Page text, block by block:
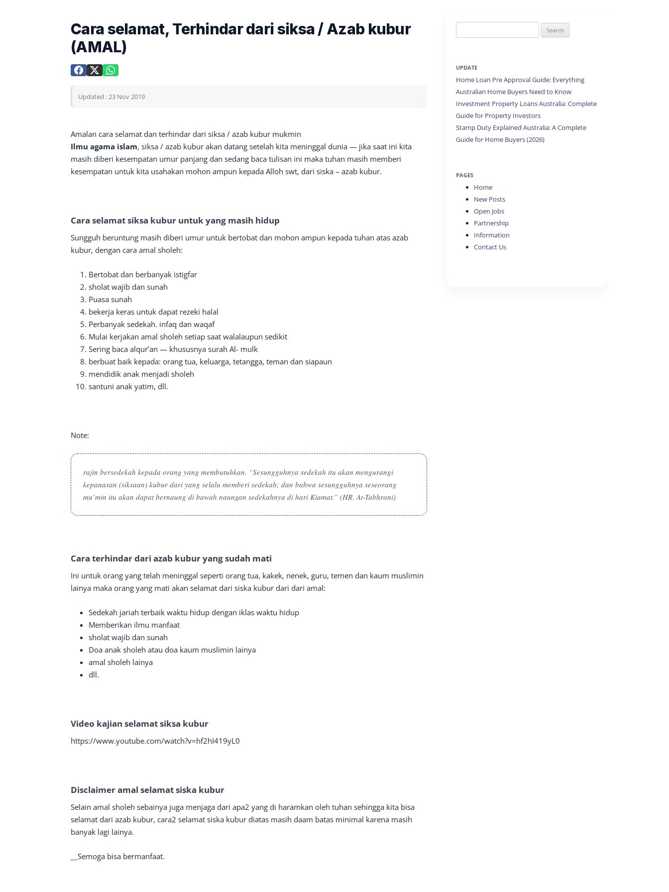
Cara selamat, Terhindar dari siksa / Azab kubur
(AMAL)
Updated : 23 Nov 2019
Amalan cara selamat dan terhindar dari siksa / azab kubur mukmin
Ilmu agama islam, siksa / azab kubur akan datang setelah kita meninggal dunia — jika saat ini kita
masih diberi kesempatan umur panjang dan sedang baca tulisan ini maka tuhan masih memberi
kesempatan untuk kita usahakan mohon ampun kepada Alloh swt, dari siska – azab kubur.
Cara selamat siksa kubur untuk yang masih hidup
Sungguh beruntung masih diberi umur untuk bertobat dan mohon ampun kepada tuhan atas azab
kubur, dengan cara amal sholeh:
Bertobat dan berbanyak istigfar
sholat wajib dan sunah
Puasa sunah
bekerja keras untuk dapat rezeki halal
Perbanyak sedekah. infaq dan waqaf
Mulai kerjakan amal sholeh setiap saat walalaupun sedikit
Sering baca alqur’an — khususnya surah Al- mulk
berbuat baik kepada: orang tua, keluarga, tetangga, teman dan siapaun
mendidik anak menjadi sholeh
santuni anak yatim, dll.
Note:
rajin bersedekah kepada orang yang membutuhkan. “Sesungguhnya sedekah itu akan mengurangi
kepanasan (siksaan) kubur dari yang selalu memberi sedekah; dan bahwa sesungguhnya seseorang
mu’min itu akan dapat bernaung di bawah naungan sedekahnya di hari Kiamat.” (HR. At-Tabhrani)
Cara terhindar dari azab kubur yang sudah mati
Ini untuk orang yang telah meninggal seperti orang tua, kakek, nenek, guru, temen dan kaum muslimin
lainya maka orang yang mati akan selamat dari siska kubur dari dari amal:
Sedekah jariah terbaik waktu hidup dengan iklas waktu hidup
Memberikan ilmu manfaat
sholat wajib dan sunah
Doa anak sholeh atau doa kaum muslimin lainya
amal sholeh lainya
dll.
Video kajian selamat siksa kubur
https://www.youtube.com/watch?v=hf2hI419yL0
Disclaimer amal selamat siska kubur
Selain amal sholeh sebainya juga menjaga dari apa2 yang di haramkan oleh tuhan sehingga kita bisa
selamat dari azab kubur, cara2 selamat siska kubur diatas masih daam batas minimal karena masih
banyak lagi lainya.
__Semoga bisa bermanfaat.
for:
UPDATE
Home Loan Pre Approval Guide: Everything
Australian Home Buyers Need to Know
Investment Property Loans Australia: Complete
Guide for Property Investors
Stamp Duty Explained Australia: A Complete
Guide for Home Buyers (2026)
PAGES
Home
New Posts
Open Jobs
Partnership
Information
Contact Us